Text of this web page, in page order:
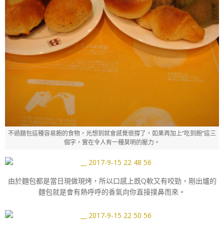
不過麵包這種容易飽的食物，光想到就會感覺很撐了，如果再加上”吃到飽”這三
個字，實在令人有一種莫明的壓力。
由於麵包都是當日現做現烤，所以口感上既Q軟又有咬勁，剛出爐的
麵包就是會有熱呼呼的香氣向你直接撲鼻而來。